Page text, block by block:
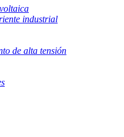
industrial
de alta tensión